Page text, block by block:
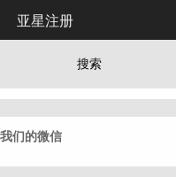
亚星注册
们的微信